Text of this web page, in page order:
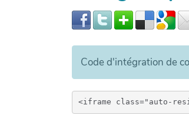
Code d'intégration de